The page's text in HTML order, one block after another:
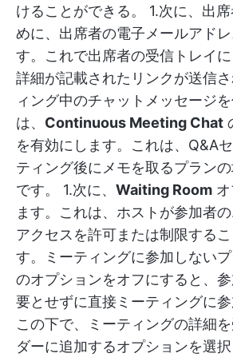
けることができる。 1.次に、出
めに、出席者の電子メールアド
す。これで出席者の受信トレイ
詳細が記載されたリンクが送信
ィング中のチャットメッセージ
は、 Continuous Meeting Chat
を有効にします。これは、Q&A
ティング後にメモを取るプラン
です。 1.次に、 Waiting Room
ます。これは、ホストが参加者
アクセスを許可または制限する
す。ミーティングに参加しない
のオプションをオフにすると、
要とせずに直接ミーティングに
この下で、ミーティングの詳細
ダーに追加するオプションを選